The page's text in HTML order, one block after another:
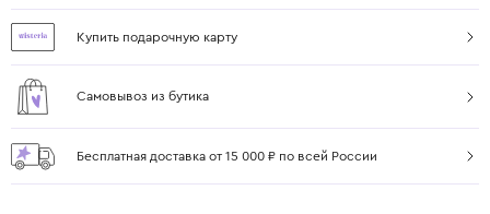
Купить подарочную карту
Самовывоз из бутика
Бесплатная доставка от 15 000 ₽ по всей России